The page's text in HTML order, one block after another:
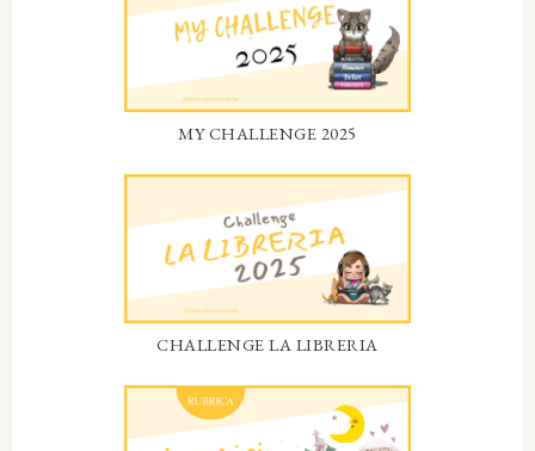
MY CHALLENGE 2025
CHALLENGE LA LIBRERIA